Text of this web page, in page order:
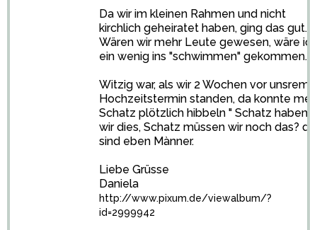
Da wir im kleinen Rahmen und nicht
kirchlich geheiratet haben, ging das gut.
Wären wir mehr Leute gewesen, wäre ich
ein wenig ins "schwimmen" gekommen.
Witzig war, als wir 2 Wochen vor unsrem
Hochzeitstermin standen, da konnte
Schatz plötzlich hibbeln " Schatz haben
wir dies, Schatz müssen wir noch das?
sind eben Mànner.
Liebe Grüsse
Daniela
http://www.pixum.de/viewalbum/?
id=2999942